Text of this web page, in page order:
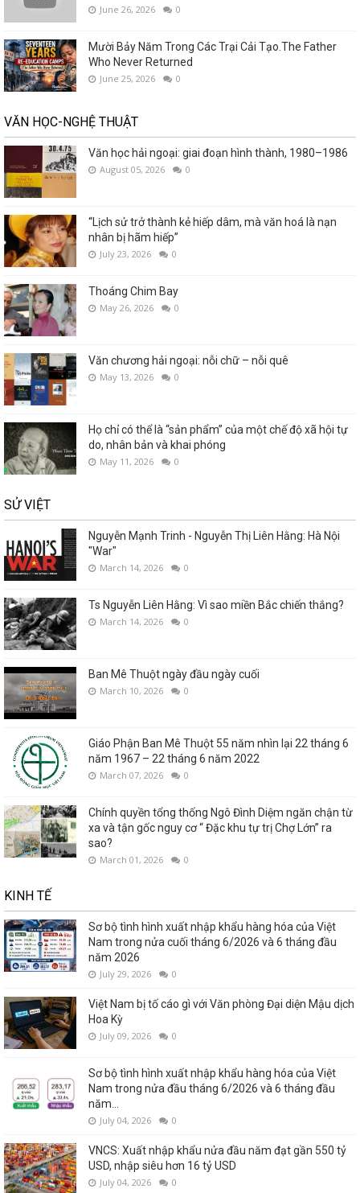
June 26, 2026 0
Mười Bảy Năm Trong Các Trại Cải Tạo.The Father
Who Never Returned
June 25, 2026 0
VĂN HỌC-NGHỆ THUẬT
Văn học hải ngoại: giai đoạn hình thành, 1980–1986
August 05, 2026 0
“Lịch sử trở thành kẻ hiếp dâm, mà văn hoá là nạn
nhân bị hãm hiếp”
July 23, 2026 0
Thoáng Chim Bay
May 26, 2026 0
Văn chương hải ngoại: nỗi chữ – nỗi quê
May 13, 2026 0
Họ chỉ có thể là “sản phẩm” của một chế độ xã hội tự
do, nhân bản và khai phóng
May 11, 2026 0
SỬ VIỆT
Nguyễn Mạnh Trinh - Nguyễn Thị Liên Hằng: Hà Nội
"War"
March 14, 2026 0
Ts Nguyễn Liên Hằng: Vì sao miền Bắc chiến thắng?
March 14, 2026 0
Ban Mê Thuột ngày đầu ngày cuối
March 10, 2026 0
Giáo Phận Ban Mê Thuột 55 năm nhìn lại 22 tháng 6
năm 1967 – 22 tháng 6 năm 2022
March 07, 2026 0
Chính quyền tổng thống Ngô Đình Diệm ngăn chận từ
xa và tận gốc nguy cơ “ Đặc khu tự trị Chợ Lớn” ra
sao?
March 01, 2026 0
KINH TẾ
Sơ bộ tình hình xuất nhập khẩu hàng hóa của Việt
Nam trong nửa cuối tháng 6/2026 và 6 tháng đầu
năm 2026
July 29, 2026 0
Việt Nam bị tố cáo gì với Văn phòng Đại diện Mậu dịch
Hoa Kỳ
July 09, 2026 0
Sơ bộ tình hình xuất nhập khẩu hàng hóa của Việt
Nam trong nửa đầu tháng 6/2026 và 6 tháng đầu
năm...
July 04, 2026 0
VNCS: Xuất nhập khẩu nửa đầu năm đạt gần 550 tỷ
USD, nhập siêu hơn 16 tỷ USD
July 04, 2026 0